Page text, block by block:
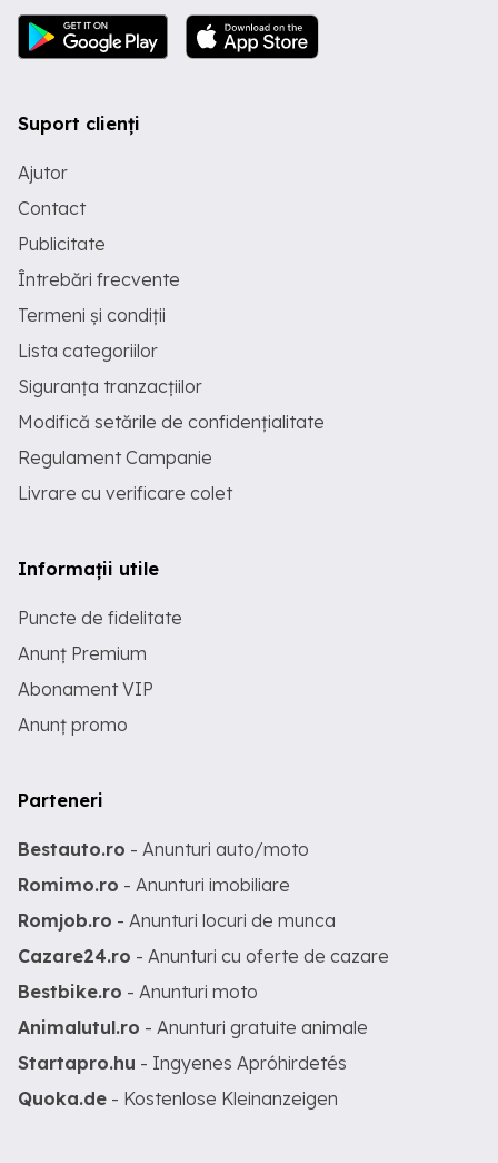
Suport clienți
Ajutor
Contact
Publicitate
Întrebări frecvente
Termeni și condiții
Lista categoriilor
Siguranța tranzacțiilor
Modifică setările de confidențialitate
Regulament Campanie
Livrare cu verificare colet
Informații utile
Puncte de fidelitate
Anunț Premium
Abonament VIP
Anunț promo
Parteneri
Bestauto.ro - Anunturi auto/moto
Romimo.ro - Anunturi imobiliare
Romjob.ro - Anunturi locuri de munca
Cazare24.ro - Anunturi cu oferte de cazare
Bestbike.ro - Anunturi moto
Animalutul.ro - Anunturi gratuite animale
Startapro.hu - Ingyenes Apróhirdetés
Quoka.de - Kostenlose Kleinanzeigen